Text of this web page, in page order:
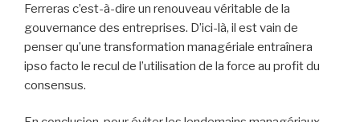
Ferreras c’est-à-dire un renouveau véritable de la
gouvernance des entreprises. D’ici-là, il est vain de
penser qu’une transformation managériale entraînera
ipso facto le recul de l’utilisation de la force au profit du
consensus.